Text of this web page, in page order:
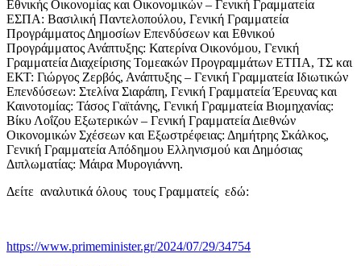
Εθνικής Οικονομίας και Οικονομικών – Γενική Γραμματεία
ΕΣΠΑ: Βασιλική Παντελοπούλου, Γενική Γραμματεία
Προγράμματος Δημοσίων Επενδύσεων και Εθνικού
Προγράμματος Ανάπτυξης: Κατερίνα Οικονόμου, Γενική
Γραμματεία Διαχείρισης Τομεακών Προγραμμάτων ΕΤΠΑ, ΤΣ και
ΕΚΤ: Γιώργος Ζερβός, Ανάπτυξης – Γενική Γραμματεία Ιδιωτικών
Επενδύσεων: Στελίνα Σιαράπη, Γενική Γραμματεία Έρευνας και
Καινοτομίας: Τάσος Γαϊτάνης, Γενική Γραμματεία Βιομηχανίας:
Βίκυ Λοΐζου Εξωτερικών – Γενική Γραμματεία Διεθνών
Οικονομικών Σχέσεων και Εξωστρέφειας: Δημήτρης Σκάλκος,
Γενική Γραμματεία Απόδημου Ελληνισμού και Δημόσιας
Διπλωματίας: Μάιρα Μυρογιάννη.
Δείτε αναλυτικά όλους τους Γραμματείς εδώ:
https://www.primeminister.gr/2024/07/29/34754